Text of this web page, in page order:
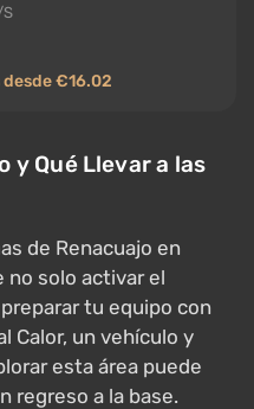
S
€16.02
y Qué Llevar a las
de Renacuajo en
no solo activar el
tu equipo con
Calor, un vehículo y
esta área puede
regreso a la base.